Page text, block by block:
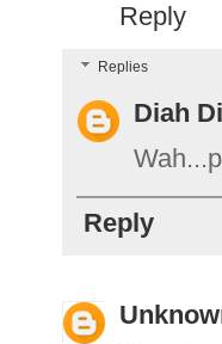
Reply
Replies
Diah
Reply